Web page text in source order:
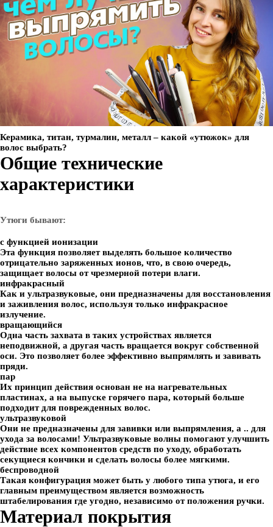
Керамика, титан, турмалин, металл – какой «утюжок» для
волос выбрать?
Общие технические
характеристики
Утюги бывают:
с функцией ионизации
Эта функция позволяет выделять большое количество
отрицательно заряженных ионов, что, в свою очередь,
защищает волосы от чрезмерной потери влаги.
инфракрасный
Как и ультразвуковые, они предназначены для восстановления
и заживления волос, используя только инфракрасное
излучение.
вращающийся
Одна часть захвата в таких устройствах является
неподвижной, а другая часть вращается вокруг собственной
оси. Это позволяет более эффективно выпрямлять и завивать
пряди.
пар
Их принцип действия основан не на нагревательных
пластинах, а на выпуске горячего пара, который больше
подходит для поврежденных волос.
ультразвуковой
Они не предназначены для завивки или выпрямления, а .. для
ухода за волосами! Ультразвуковые волны помогают улучшить
действие всех компонентов средств по уходу, обработать
секущиеся кончики и сделать волосы более мягкими.
беспроводной
Такая конфигурация может быть у любого типа утюга, и его
главным преимуществом является возможность
штабелирования где угодно, независимо от положения ручки.
Материал покрытия